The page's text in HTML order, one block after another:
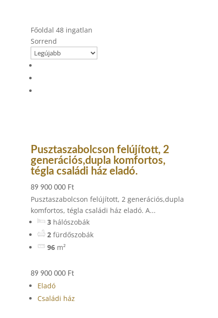
Főoldal 48 ingatlan
Sorrend
Pusztaszabolcson felújított, 2
generációs,dupla komfortos,
tégla családi ház eladó.
89 900 000 Ft
Pusztaszabolcson felújított, 2 generációs,dupla
komfortos, tégla családi ház eladó. A...
3 hálószobák
2 fürdőszobák
96 m²
89 900 000 Ft
Eladó
Családi ház